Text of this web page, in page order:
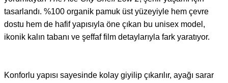
tasarlandı. %100 organik pamuk üst yüzeyiyle hem çevre
dostu hem de hafif yapısıyla öne çıkan bu unisex model,
ikonik kalın tabanı ve şeffaf film detaylarıyla fark yaratıyor.
Konforlu yapısı sayesinde kolay giyilip çıkarılır, ayağı sarar